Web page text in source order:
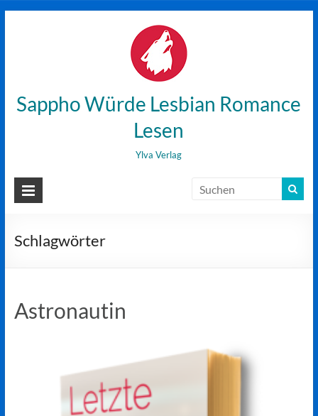
Sappho Würde Lesbian Romance
Lesen
Ylva Verlag
Schlagwörter
Astronautin